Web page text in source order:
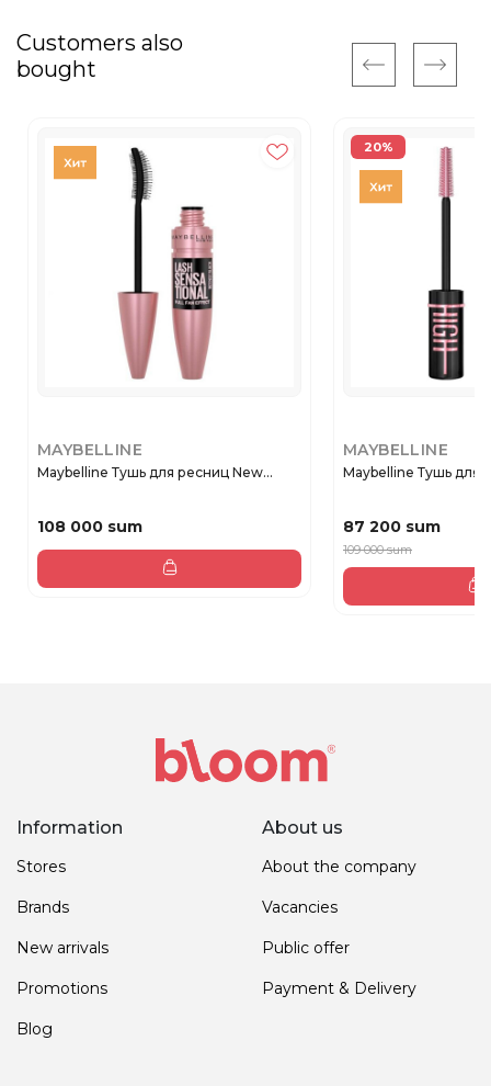
Customers also
bought
MAYBELLINE
Maybelline Тушь для ресниц New...
108 000 sum
20%
MAYBELLINE
Maybelline Тушь для
87 200 sum
109 000 sum
Information
Stores
Brands
New arrivals
Promotions
Blog
About us
About the company
Vacancies
Public offer
Payment & Delivery